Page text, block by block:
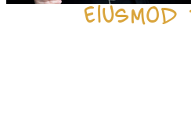
eiusmod